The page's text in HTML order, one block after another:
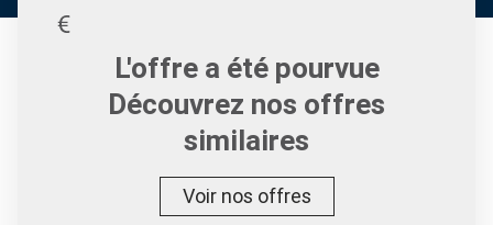
L'offre a été pourvue
Découvrez nos offres
similaires
Voir nos offres